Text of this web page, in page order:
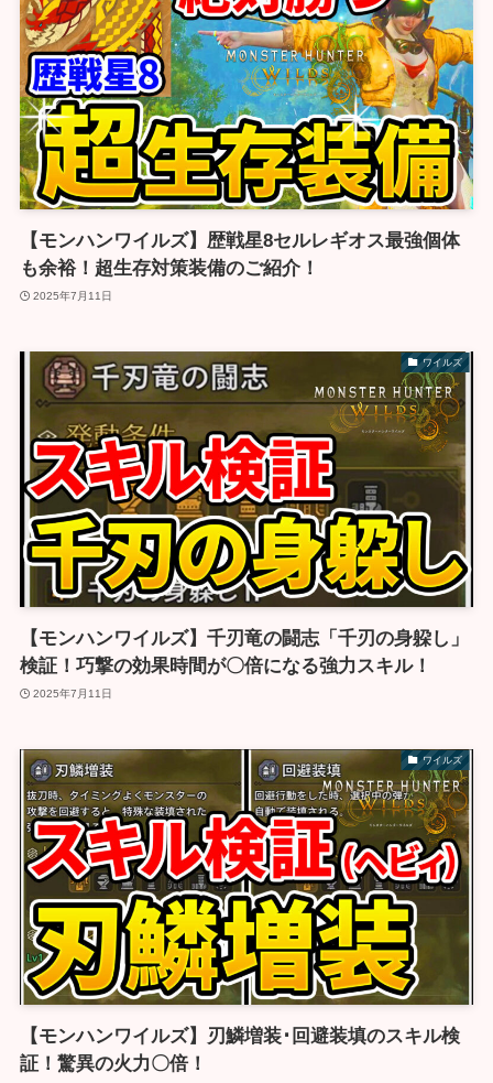
【モンハンワイルズ】歴戦星8セルレギオス最強個体
も余裕！超生存対策装備のご紹介！
2025年7月11日
ワイルズ
【モンハンワイルズ】千刃竜の闘志「千刃の身躱し」
検証！巧撃の効果時間が〇倍になる強力スキル！
2025年7月11日
ワイルズ
【モンハンワイルズ】刃鱗増装･回避装填のスキル検
証！驚異の火力〇倍！